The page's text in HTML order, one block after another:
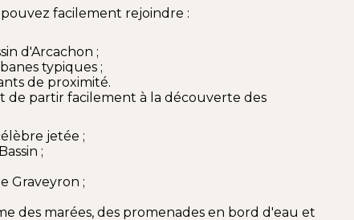
facilement rejoindre :
d'Arcachon ;
typiques ;
de proximité.
de partir facilement à la découverte des
jetée ;
;
Graveyron ;
des marées, des promenades en bord d'eau et